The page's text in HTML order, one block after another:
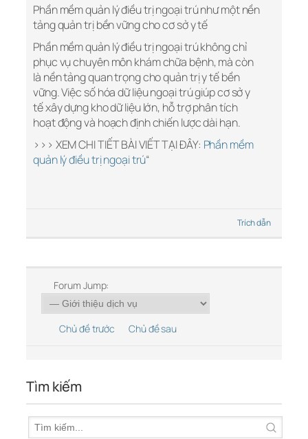
Phần mềm quản lý điều trị ngoại trú như một nền
tảng quản trị bền vững cho cơ sở y tế
Phần mềm quản lý điều trị ngoại trú không chỉ
phục vụ chuyên môn khám chữa bệnh, mà còn
là nền tảng quan trọng cho quản trị y tế bền
vững. Việc số hóa dữ liệu ngoại trú giúp cơ sở y
tế xây dựng kho dữ liệu lớn, hỗ trợ phân tích
hoạt động và hoạch định chiến lược dài hạn.
>>> XEM CHI TIẾT BÀI VIẾT TẠI ĐÂY: Phần mềm
quản lý điều trị ngoại trú“
Trích dẫn
Forum Jump:
Chủ đề trước Chủ đề sau
Tìm kiếm